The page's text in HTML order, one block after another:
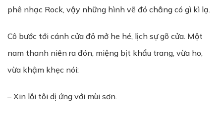
phê nhạc Rock, vậy những hình vẽ đó chẳng có gì kì lạ.
Cô bước tới cánh cửa đỏ mở he hé, lịch sự gõ cửa. Một
nam thanh niên ra đón, miệng bịt khẩu trang, vừa ho,
vừa khậm khẹc nói:
– Xin lỗi tôi dị ứng với mùi sơn.